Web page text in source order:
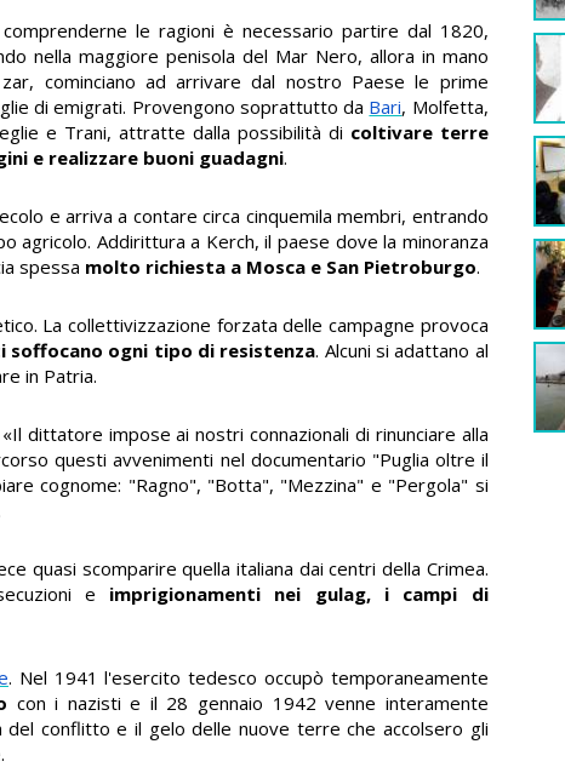
le ragioni è necessario partire dal 1820,
nella maggiore penisola del Mar Nero, allora in mano
cominciano ad arrivare dal nostro Paese le prime
di emigrati. Provengono soprattutto da Bari, Molfetta,
e Trani, attratte dalla possibilità di coltivare terre
e realizzare buoni guadagni.
e arriva a contare circa cinquemila membri, entrando
agricolo. Addirittura a Kerch, il paese dove la minoranza
spessa molto richiesta a Mosca e San Pietroburgo.
La collettivizzazione forzata delle campagne provoca
soffocano ogni tipo di resistenza. Alcuni si adattano al
in Patria.
dittatore impose ai nostri connazionali di rinunciare alla
questi avvenimenti nel documentario "Puglia oltre il
cognome: "Ragno", "Botta", "Mezzina" e "Pergola" si
quasi scomparire quella italiana dai centri della Crimea.
e imprigionamenti nei gulag, i campi di
. Nel 1941 l'esercito tedesco occupò temporaneamente
con i nazisti e il 28 gennaio 1942 venne interamente
conflitto e il gelo delle nuove terre che accolsero gli